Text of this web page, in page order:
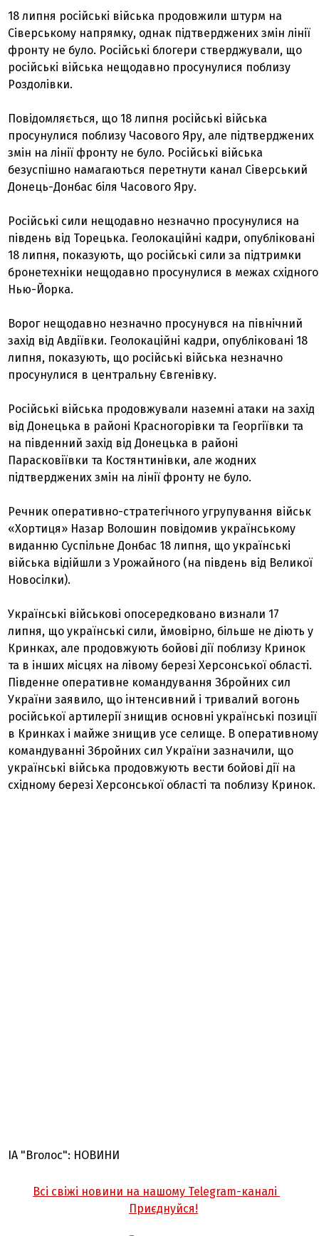
18 липня російські війська продовжили штурм на
Сіверському напрямку, однак підтверджених змін лінії
фронту не було. Російські блогери стверджували, що
російські війська нещодавно просунулися поблизу
Роздолівки.
Повідомляється, що 18 липня російські війська
просунулися поблизу Часового Яру, але підтверджених
змін на лінії фронту не було. Російські війська
безуспішно намагаються перетнути канал Сіверський
Донець-Донбас біля Часового Яру.
Російські сили нещодавно незначно просунулися на
південь від Торецька. Геолокаційні кадри, опубліковані
18 липня, показують, що російські сили за підтримки
бронетехніки нещодавно просунулися в межах східного
Нью-Йорка.
Ворог нещодавно незначно просунувся на північний
захід від Авдіївки. Геолокаційні кадри, опубліковані 18
липня, показують, що російські війська незначно
просунулися в центральну Євгенівку.
Російські війська продовжували наземні атаки на захід
від Донецька в районі Красногорівки та Георгіївки та
на південний захід від Донецька в районі
Парасковіївки та Костянтинівки, але жодних
підтверджених змін на лінії фронту не було.
Речник оперативно-стратегічного угрупування військ
«Хортиця» Назар Волошин повідомив українському
виданню Суспільне Донбас 18 липня, що українські
війська відійшли з Урожайного (на південь від Великої
Новосілки).
Українські військові опосередковано визнали 17
липня, що українські сили, ймовірно, більше не діють у
Кринках, але продовжують бойові дії поблизу Кринок
та в інших місцях на лівому березі Херсонської області.
Південне оперативне командування Збройних сил
України заявило, що інтенсивний і тривалий вогонь
російської артилерії знищив основні українські позиції
в Кринках і майже знищив усе селище. В оперативному
командуванні Збройних сил України зазначили, що
українські війська продовжують вести бойові дії на
східному березі Херсонської області та поблизу Кринок.
ІА "Вголос": НОВИНИ
Всі свіжі новини на нашому Telegram-каналі
Приєднуйся!